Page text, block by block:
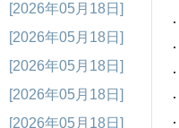
[2026年05月18日]
[2026年05月18日]
[2026年05月18日]
[2026年05月18日]
[2026年05月18日]